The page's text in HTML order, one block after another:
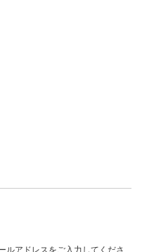
ルアドレスをご入力してくださ